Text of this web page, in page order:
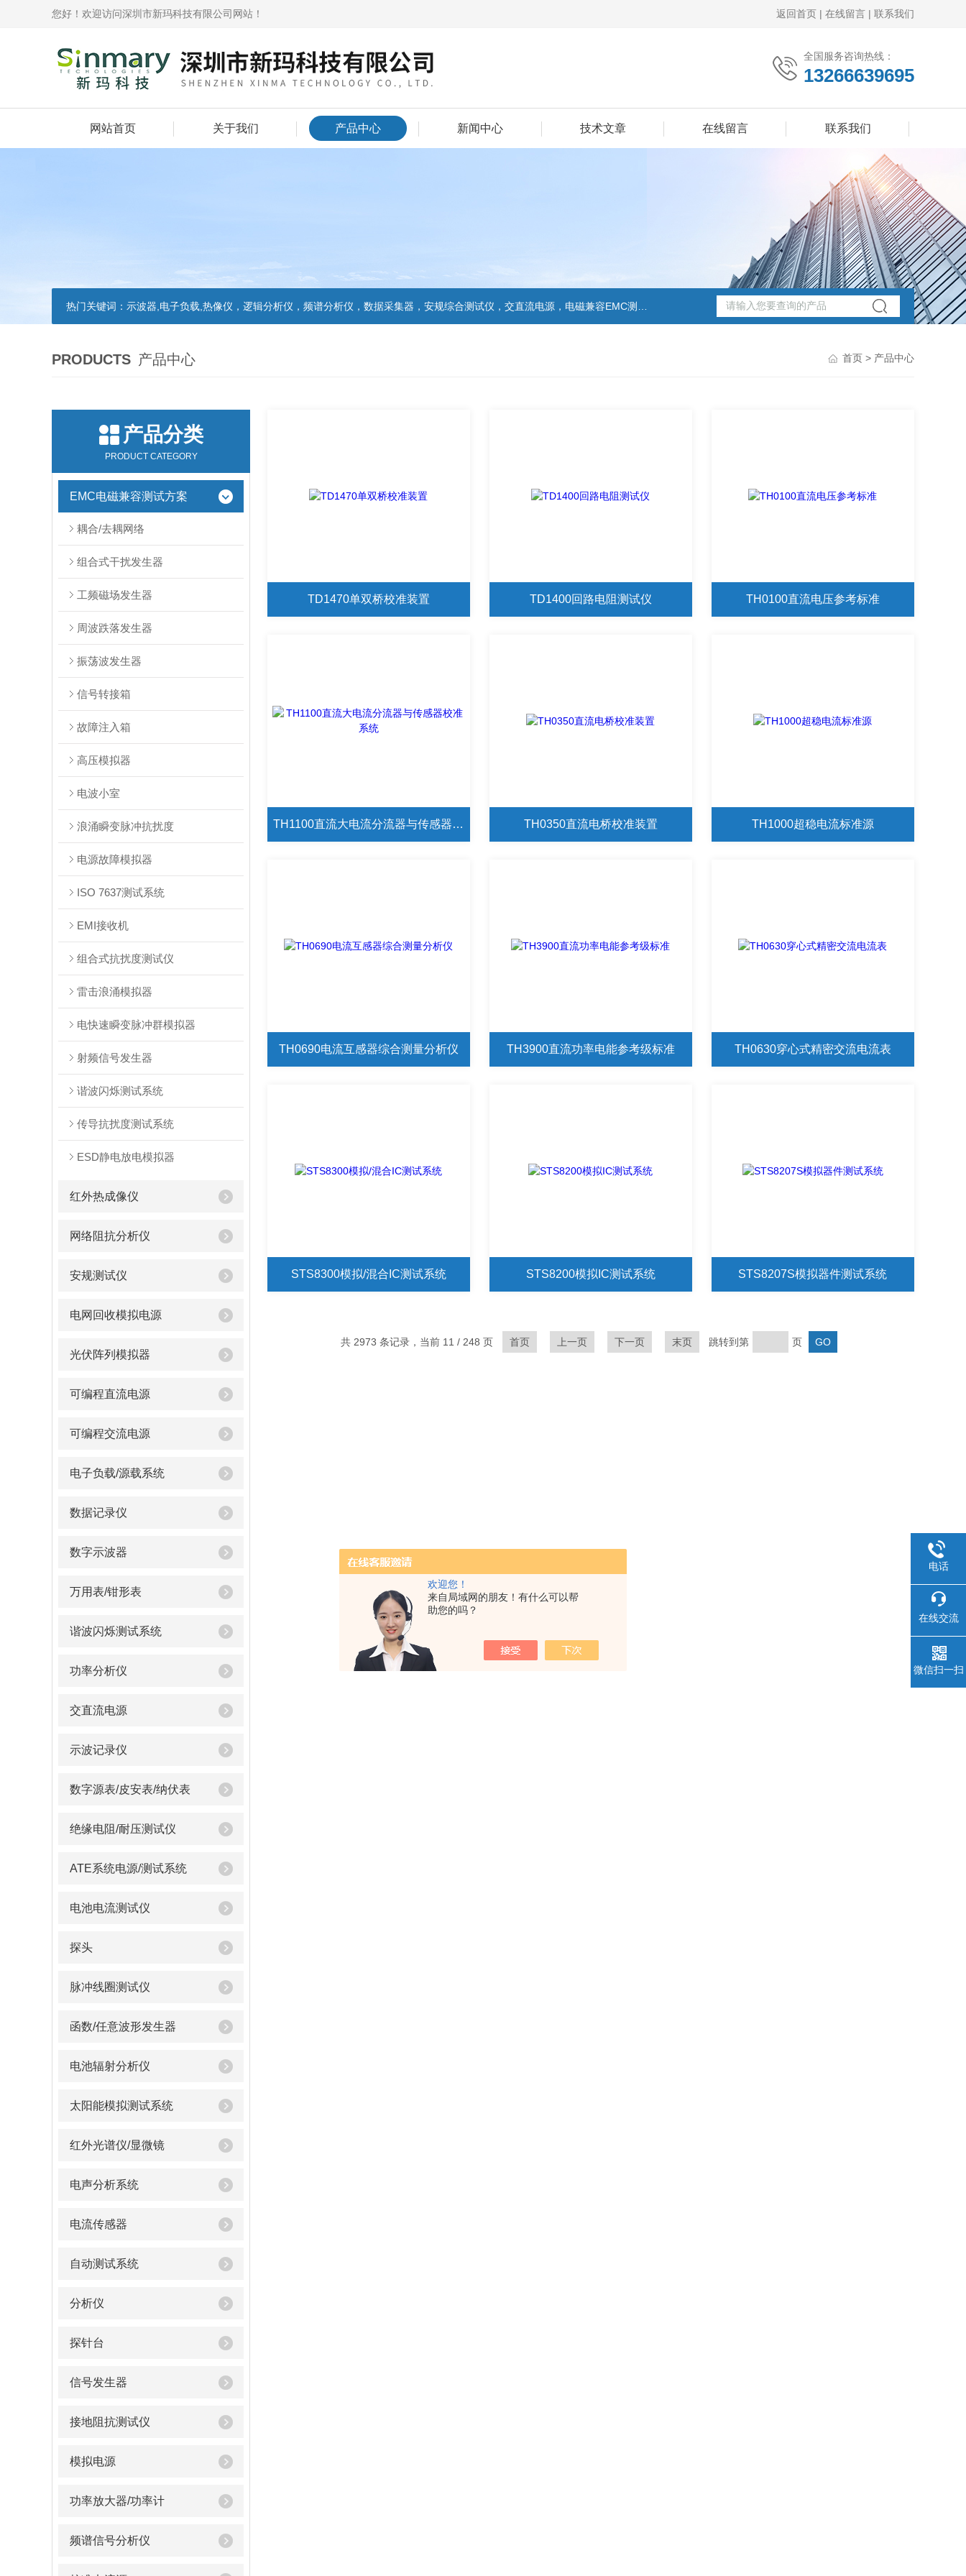
欢迎您！
来自局域网的朋友！有什么可以帮
助您的吗？
您好！欢迎访问深圳市新玛科技有限公司网站！ 返回首页 | 在线留言 | 联系我们
全国服务咨询热线：
13266639695
网站首页 关于我们 产品中心 新闻中心 技术文章 在线留言 联系我们
热门关键词： 示波器,电子负载,热像仪，逻辑分析仪，频谱分析仪，数据采集器，安规综合测试仪，交直流电源，电磁兼容EMC测试和EMC整改的解决方案，
PRODUCTS 产品中心 首页 > 产品中心
产品分类
PRODUCT CATEGORY
EMC电磁兼容测试方案
耦合/去耦网络
组合式干扰发生器
工频磁场发生器
周波跌落发生器
振荡波发生器
信号转接箱
故障注入箱
高压模拟器
电波小室
浪涌瞬变脉冲抗扰度
电源故障模拟器
ISO 7637测试系统
EMI接收机
组合式抗扰度测试仪
雷击浪涌模拟器
电快速瞬变脉冲群模拟器
射频信号发生器
谐波闪烁测试系统
传导抗扰度测试系统
ESD静电放电模拟器
红外热成像仪
网络阻抗分析仪
安规测试仪
电网回收模拟电源
光伏阵列模拟器
可编程直流电源
可编程交流电源
电子负载/源载系统
数据记录仪
数字示波器
万用表/钳形表
谐波闪烁测试系统
功率分析仪
交直流电源
示波记录仪
数字源表/皮安表/纳伏表
绝缘电阻/耐压测试仪
ATE系统电源/测试系统
电池电流测试仪
探头
脉冲线圈测试仪
函数/任意波形发生器
电池辐射分析仪
太阳能模拟测试系统
红外光谱仪/显微镜
电声分析系统
电流传感器
自动测试系统
分析仪
探针台
信号发生器
接地阻抗测试仪
模拟电源
功率放大器/功率计
频谱信号分析仪
TD1470单双桥校准装置 TD1400回路电阻测试仪 TH0100直流电压参考标准
TH1100直流大电流分流器与传感器校准系统 TH0350直流电桥校准装置 TH1000超稳电流标准源
TH0690电流互感器综合测量分析仪 TH3900直流功率电能参考级标准 TH0630穿心式精密交流电流表
STS8300模拟/混合IC测试系统 STS8200模拟IC测试系统 STS8207S模拟器件测试系统
共 2973 条记录，当前 11 / 248 页 首页 上一页 下一页 末页 跳转到第 页
电话
在线交流
微信扫一扫